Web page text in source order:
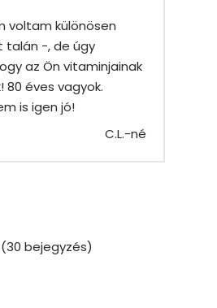
voltam különösen
−, de úgy
az Ön vitaminjainak
80 éves vagyok.
is igen jó!
C.L.-né
bejegyzés)